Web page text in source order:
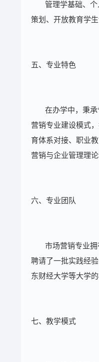
管理学基础、
策划、开放教育学
五、专业特色
在办学中，秉
营销专业建设模式
育体系对接、职业
营销与企业管理理
六、专业团队
市场营销专业
聘请了一批实践经
东财经大学等大学
七、教学模式